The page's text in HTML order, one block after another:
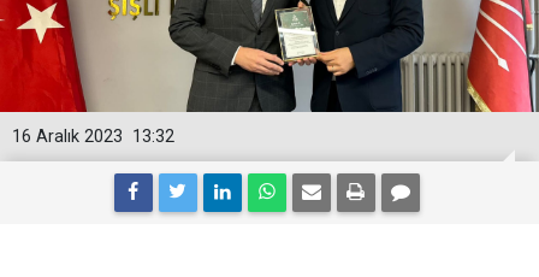
13:32
16 Aralık 2023